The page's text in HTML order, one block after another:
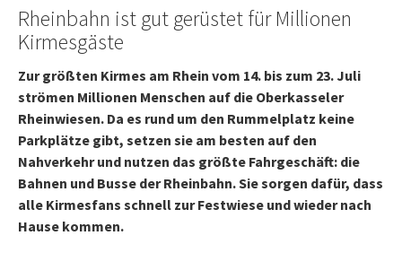
Rheinbahn ist gut gerüstet für Millionen
Kirmesgäste
Zur größten Kirmes am Rhein vom 14. bis zum 23. Juli
strömen Millionen Menschen auf die Oberkasseler
Rheinwiesen. Da es rund um den Rummelplatz keine
Parkplätze gibt, setzen sie am besten auf den
Nahverkehr und nutzen das größte Fahrgeschäft: die
Bahnen und Busse der Rheinbahn. Sie sorgen dafür, dass
alle Kirmesfans schnell zur Festwiese und wieder nach
Hause kommen.